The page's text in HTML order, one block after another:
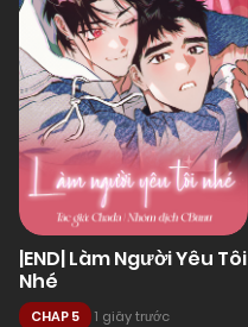
|END| Làm Người Yêu Tôi
Nhé
CHAP 5 1 giây trước